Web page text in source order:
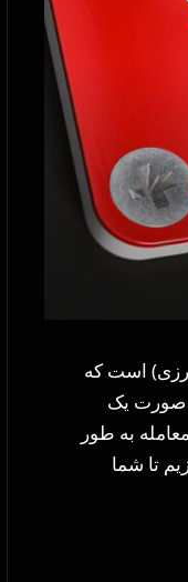
ارزی) است که
صورت یک
به طور
تا شما